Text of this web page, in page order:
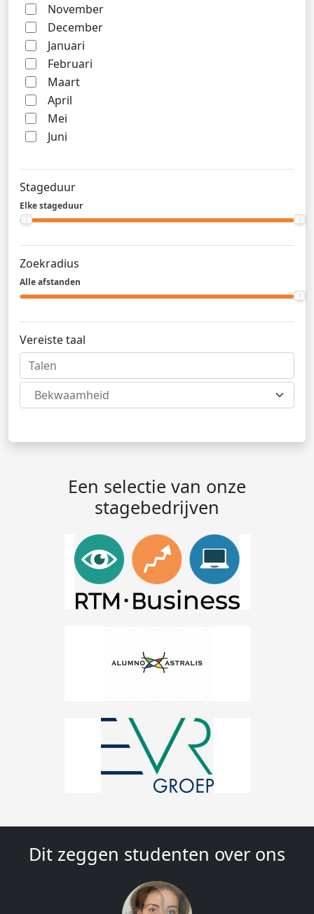
November
December
Januari
Februari
Maart
April
Mei
Juni
Stageduur
Elke stageduur
Zoekradius
Alle afstanden
Vereiste taal
Bekwaamheid
Een selectie van onze
stagebedrijven
Dit zeggen studenten over ons